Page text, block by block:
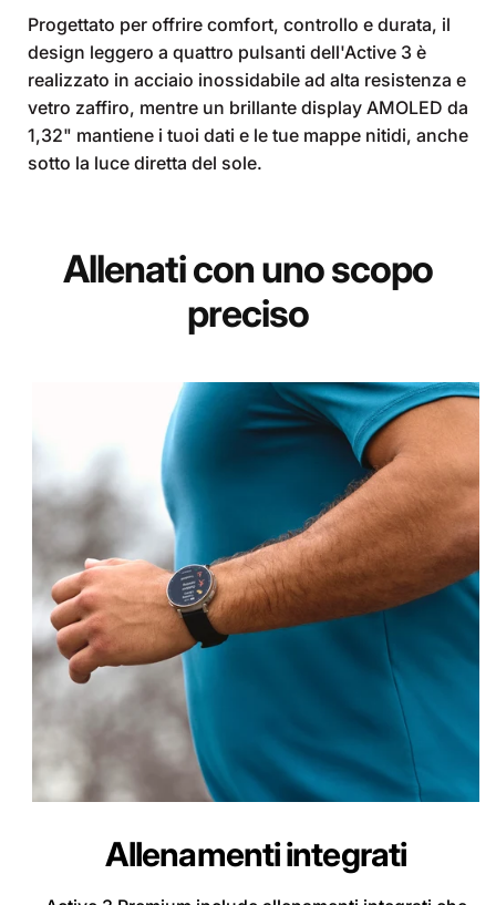
Progettato per offrire comfort, controllo e durata, il
design leggero a quattro pulsanti dell'Active 3 è
realizzato in acciaio inossidabile ad alta resistenza e
vetro zaffiro, mentre un brillante display AMOLED da
1,32" mantiene i tuoi dati e le tue mappe nitidi, anche
sotto la luce diretta del sole.
Allenati con uno scopo
preciso
Allenamenti integrati